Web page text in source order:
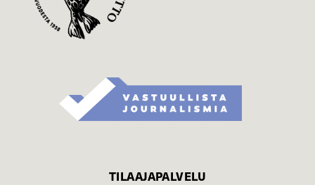
TILAAJAPALVELU